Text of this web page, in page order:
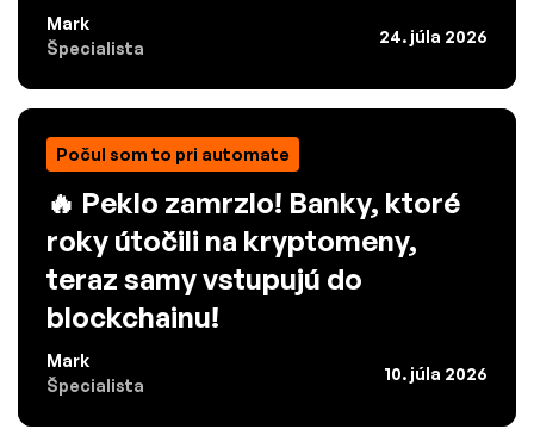
Mark
Špecialista
24. júla 2026
Počul som to pri automate
🔥 Peklo zamrzlo! Banky, ktoré
roky útočili na kryptomeny,
teraz samy vstupujú do
blockchainu!
Mark
Špecialista
10. júla 2026